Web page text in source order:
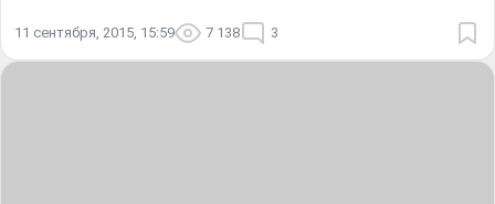
11 сентября, 2015, 15:59 7 138 3